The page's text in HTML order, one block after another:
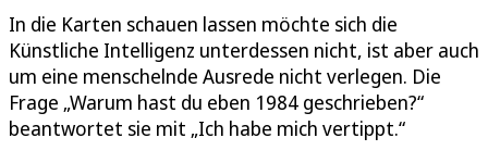
In die Karten schauen lassen möchte sich die
Künstliche Intelligenz unterdessen nicht, ist aber auch
um eine menschelnde Ausrede nicht verlegen. Die
Frage „Warum hast du eben 1984 geschrieben?“
beantwortet sie mit „Ich habe mich vertippt.“